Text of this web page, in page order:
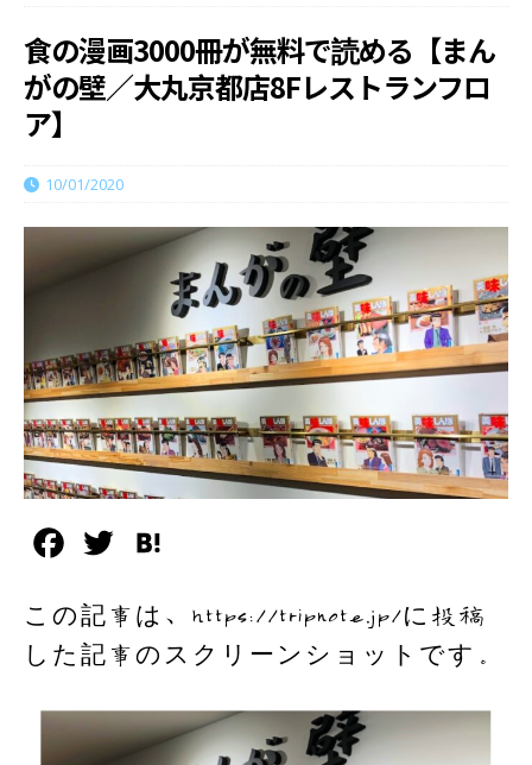
食の漫画3000冊が無料で読める【まん
がの壁／大丸京都店8Fレストランフロ
ア】
10/01/2020
c
e
b
o
i
t
t
e
t
e
n
a
この記事は、https://tripnote.jp/に投稿
した記事のスクリーンショットです。